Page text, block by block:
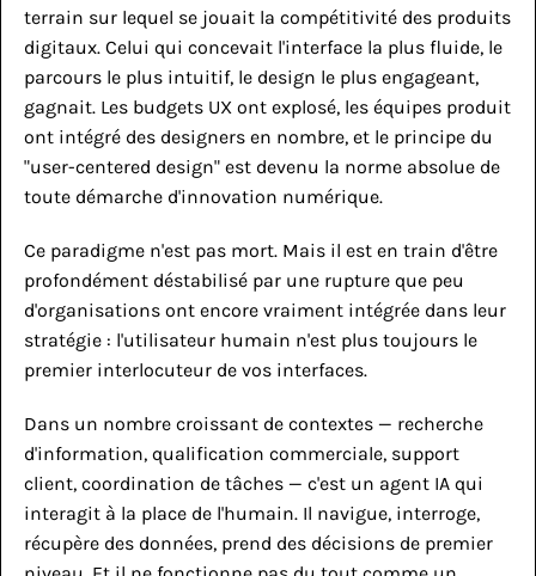
terrain sur lequel se jouait la compétitivité des produits
digitaux. Celui qui concevait l'interface la plus fluide, le
parcours le plus intuitif, le design le plus engageant,
gagnait. Les budgets UX ont explosé, les équipes produit
ont intégré des designers en nombre, et le principe du
"user-centered design" est devenu la norme absolue de
toute démarche d'innovation numérique.
Ce paradigme n'est pas mort. Mais il est en train d'être
profondément déstabilisé par une rupture que peu
d'organisations ont encore vraiment intégrée dans leur
stratégie : l'utilisateur humain n'est plus toujours le
premier interlocuteur de vos interfaces.
Dans un nombre croissant de contextes — recherche
d'information, qualification commerciale, support
client, coordination de tâches — c'est un agent IA qui
interagit à la place de l'humain. Il navigue, interroge,
récupère des données, prend des décisions de premier